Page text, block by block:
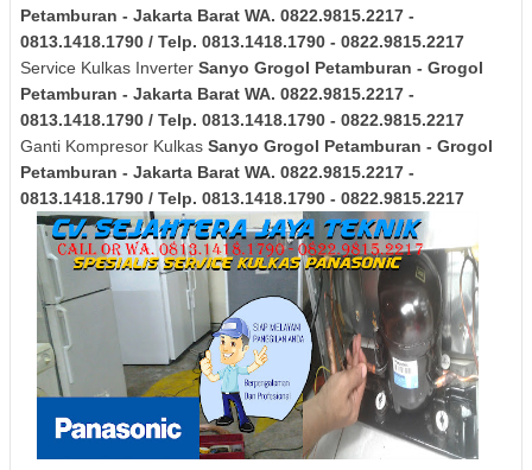
Petamburan - Jakarta Barat WA. 0822.9815.2217 -
0813.1418.1790 / Telp. 0813.1418.1790 - 0822.9815.2217
Service Kulkas Inverter Sanyo Grogol Petamburan - Grogol
Petamburan - Jakarta Barat WA. 0822.9815.2217 -
0813.1418.1790 / Telp. 0813.1418.1790 - 0822.9815.2217
Ganti Kompresor Kulkas Sanyo Grogol Petamburan - Grogol
Petamburan - Jakarta Barat WA. 0822.9815.2217 -
0813.1418.1790 / Telp. 0813.1418.1790 - 0822.9815.2217